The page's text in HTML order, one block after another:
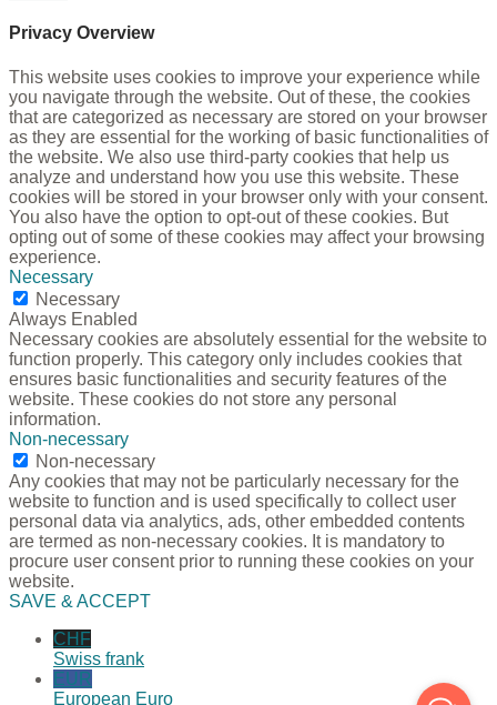
Privacy Overview
This website uses cookies to improve your experience while
you navigate through the website. Out of these, the cookies
that are categorized as necessary are stored on your browser
as they are essential for the working of basic functionalities of
the website. We also use third-party cookies that help us
analyze and understand how you use this website. These
cookies will be stored in your browser only with your consent.
You also have the option to opt-out of these cookies. But
opting out of some of these cookies may affect your browsing
experience.
Necessary
Necessary
Always Enabled
Necessary cookies are absolutely essential for the website to
function properly. This category only includes cookies that
ensures basic functionalities and security features of the
website. These cookies do not store any personal
information.
Non-necessary
Non-necessary
Any cookies that may not be particularly necessary for the
website to function and is used specifically to collect user
personal data via analytics, ads, other embedded contents
are termed as non-necessary cookies. It is mandatory to
procure user consent prior to running these cookies on your
website.
SAVE & ACCEPT
CHF
Swiss frank
EUR
European Euro